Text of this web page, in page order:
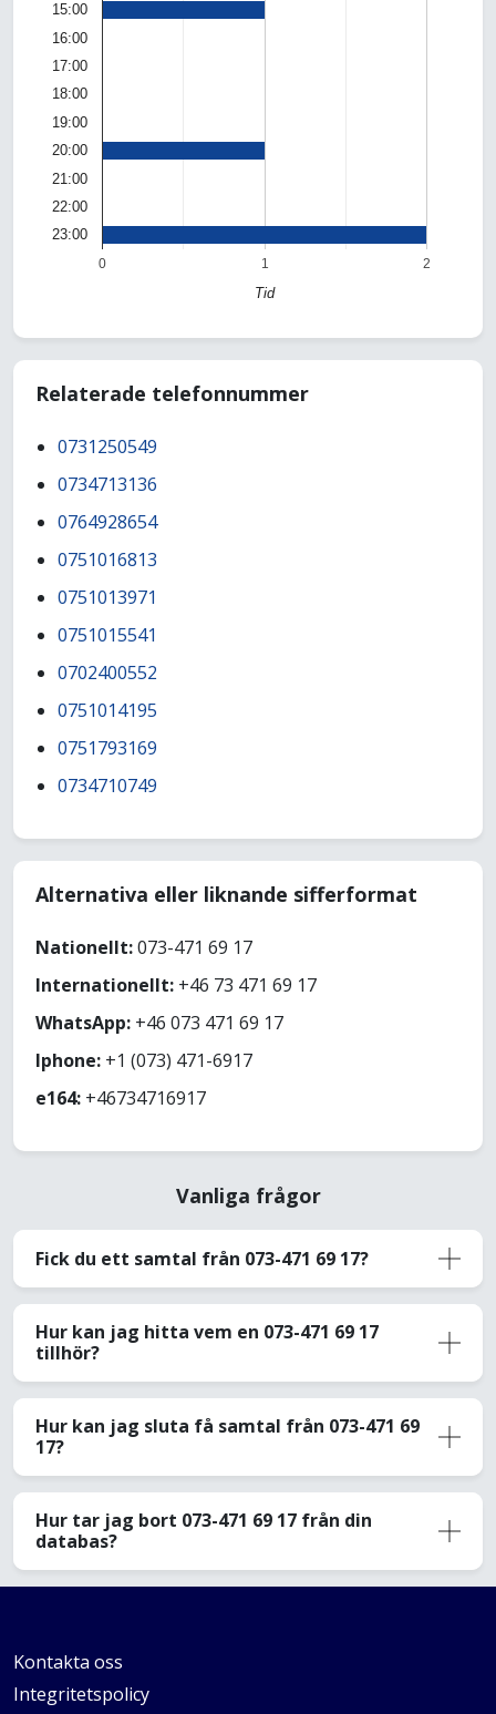
0 1 2
15:00
16:00
17:00
18:00
19:00
20:00
21:00
22:00
23:00
Tid
Relaterade telefonnummer
0731250549
0734713136
0764928654
0751016813
0751013971
0751015541
0702400552
0751014195
0751793169
0734710749
Alternativa eller liknande sifferformat
Nationellt:073-471 69 17
Internationellt: +46 73 471 69 17
WhatsApp: +46 073 471 69 17
Iphone: +1 (073) 471-6917
e164: +46734716917
Vanliga frågor
Fick du ett samtal från 073-471 69 17?
Hur kan jag hitta vem en 073-471 69 17
tillhör?
Hur kan jag sluta få samtal från 073-471 69
17?
Hur tar jag bort 073-471 69 17 från din
databas?
Kontakta oss
Integritetspolicy